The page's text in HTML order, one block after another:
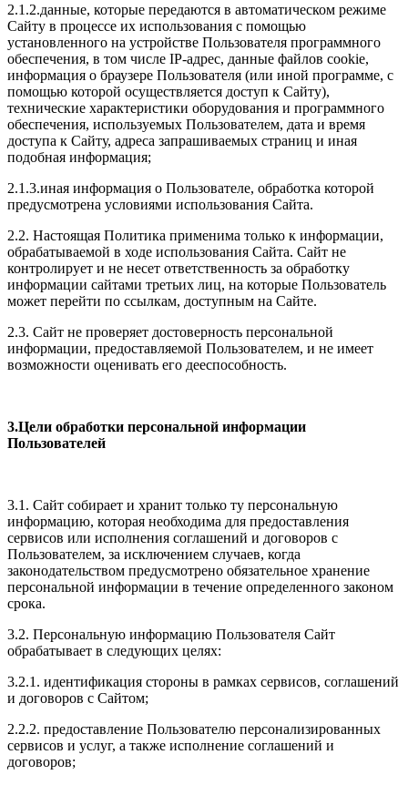
2.1.2.данные, которые передаются в автоматическом режиме
Сайту в процессе их использования с помощью
установленного на устройстве Пользователя программного
обеспечения, в том числе IP-адрес, данные файлов cookie,
информация о браузере Пользователя (или иной программе, с
помощью которой осуществляется доступ к Сайту),
технические характеристики оборудования и программного
обеспечения, используемых Пользователем, дата и время
доступа к Сайту, адреса запрашиваемых страниц и иная
подобная информация;
2.1.3.иная информация о Пользователе, обработка которой
предусмотрена условиями использования Сайта.
2.2. Настоящая Политика применима только к информации,
обрабатываемой в ходе использования Сайта. Сайт не
контролирует и не несет ответственность за обработку
информации сайтами третьих лиц, на которые Пользователь
может перейти по ссылкам, доступным на Сайте.
2.3. Сайт не проверяет достоверность персональной
информации, предоставляемой Пользователем, и не имеет
возможности оценивать его дееспособность.
3.Цели обработки персональной информации
Пользователей
3.1. Сайт собирает и хранит только ту персональную
информацию, которая необходима для предоставления
сервисов или исполнения соглашений и договоров с
Пользователем, за исключением случаев, когда
законодательством предусмотрено обязательное хранение
персональной информации в течение определенного законом
срока.
3.2. Персональную информацию Пользователя Сайт
обрабатывает в следующих целях:
3.2.1. идентификация стороны в рамках сервисов, соглашений
и договоров с Сайтом;
2.2.2. предоставление Пользователю персонализированных
сервисов и услуг, а также исполнение соглашений и
договоров;